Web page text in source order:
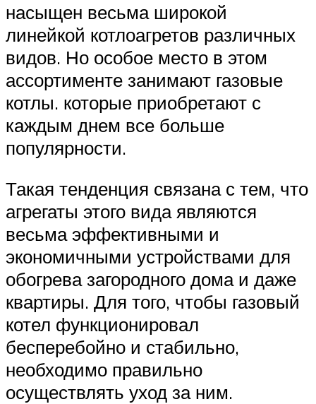
насыщен весьма широкой
линейкой котлоагретов различных
видов. Но особое место в этом
ассортименте занимают газовые
котлы. которые приобретают с
каждым днем все больше
популярности.
Такая тенденция связана с тем, что
агрегаты этого вида являются
весьма эффективными и
экономичными устройствами для
обогрева загородного дома и даже
квартиры. Для того, чтобы газовый
котел функционировал
бесперебойно и стабильно,
необходимо правильно
осуществлять уход за ним.